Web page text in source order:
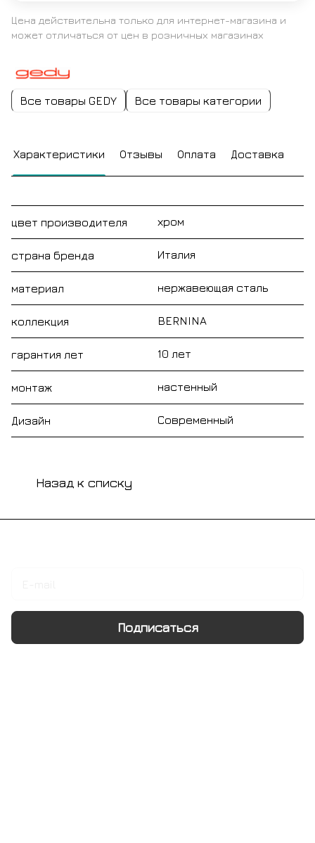
Цена действительна только для интернет-магазина и
может отличаться от цен в розничных магазинах
Все товары GEDY Все товары категории
Характеристики Отзывы Оплата Доставка
цвет производителя хром
страна бренда Италия
материал нержавеющая сталь
коллекция BERNINA
гарантия лет 10 лет
монтаж настенный
Дизайн Современный
Назад к списку
Подписаться